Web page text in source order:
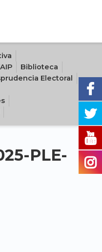
Biblioteca
Electoral
PLE-